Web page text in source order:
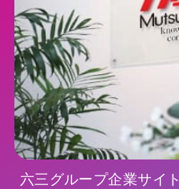
六三グループ企業サイト